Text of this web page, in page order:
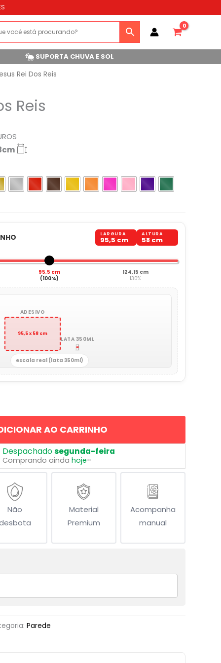
SUPORTA CHUVA E SOL
Rei Dos Reis
Reis
LARGURA
95,5 cm
ALTURA
58 cm
95,5 cm
(100%)
124,15 cm
130%
ADESIVO
95,5 x 58 cm
LATA 350ML
escala real (lata 350ml)
AO CARRINHO
Despachadosegunda-feira
Comprando ainda hoje**
Não
Material
Premium
Acompanha
manual
Parede